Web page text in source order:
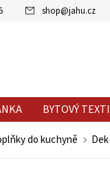
shop@jahu.cz
BYTOVÝ
VÝPRODEJ %
do kuchyně